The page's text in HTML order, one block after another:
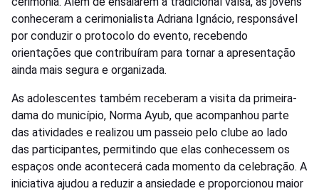
conheceram a cerimonialista Adriana Ignácio, responsável
por conduzir o protocolo do evento, recebendo
orientações que contribuíram para tornar a apresentação
ainda mais segura e organizada.
As adolescentes também receberam a visita da primeira-
dama do município, Norma Ayub, que acompanhou parte
das atividades e realizou um passeio pelo clube ao lado
das participantes, permitindo que elas conhecessem os
espaços onde acontecerá cada momento da celebração. A
iniciativa ajudou a reduzir a ansiedade e proporcionou maior